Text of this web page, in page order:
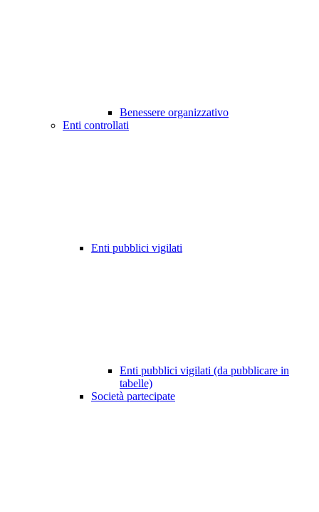
Benessere organizzativo
Enti controllati
Enti pubblici vigilati
Enti pubblici vigilati (da pubblicare in
tabelle)
Società partecipate